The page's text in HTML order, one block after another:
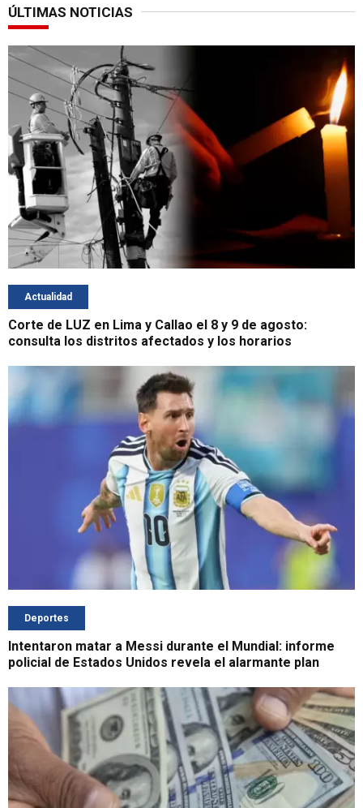
ÚLTIMAS NOTICIAS
Actualidad
Corte de LUZ en Lima y Callao el 8 y 9 de agosto:
consulta los distritos afectados y los horarios
Deportes
Intentaron matar a Messi durante el Mundial: informe
policial de Estados Unidos revela el alarmante plan